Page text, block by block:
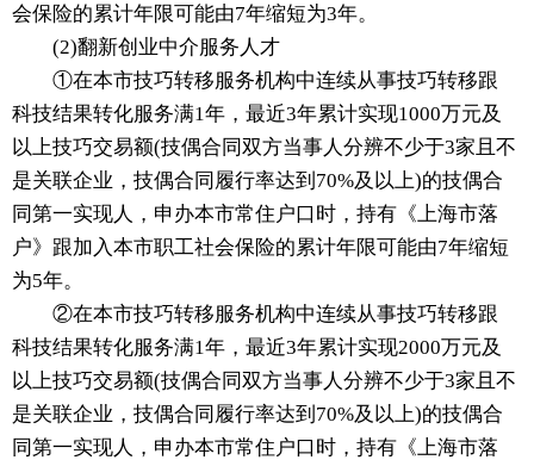
会保险的累计年限可能由7年缩短为3年。
(2)翻新创业中介服务人才
①在本市技巧转移服务机构中连续从事技巧转移跟
科技结果转化服务满1年，最近3年累计实现1000万元及
以上技巧交易额(技偶合同双方当事人分辨不少于3家且不
是关联企业，技偶合同履行率达到70%及以上)的技偶合
同第一实现人，申办本市常住户口时，持有《上海市落
户》跟加入本市职工社会保险的累计年限可能由7年缩短
为5年。
②在本市技巧转移服务机构中连续从事技巧转移跟
科技结果转化服务满1年，最近3年累计实现2000万元及
以上技巧交易额(技偶合同双方当事人分辨不少于3家且不
是关联企业，技偶合同履行率达到70%及以上)的技偶合
同第一实现人，申办本市常住户口时，持有《上海市落